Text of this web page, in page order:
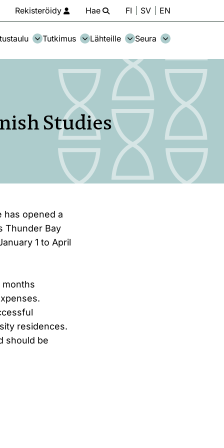
Rekisteröidy Hae FI SV EN
Tutkimus Lähteille Seura
Studies
has opened a
Thunder Bay
1 to April
residences.
should be